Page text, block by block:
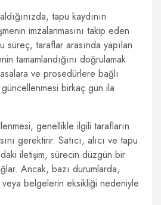
tapu kaydının
imzalanmasını takip eden
süreç, taraflar arasında yapılan
tamamlandığını doğrulamak
ve prosedürlere bağlı
birkaç gün ila
genellikle ilgili tarafların
gerektirir. Satıcı, alıcı ve tapu
iletişim, sürecin düzgün bir
Ancak, bazı durumlarda,
belgelerin eksikliği nedeniyle